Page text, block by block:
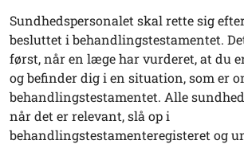
Sundhedspersonalet skal rette sig
besluttet i behandlingstestamentet.
først, når en læge har vurderet, at du
og befinder dig i en situation, som er
behandlingstestamentet. Alle
når det er relevant, slå op i
behandlingstestamenteregisteret og